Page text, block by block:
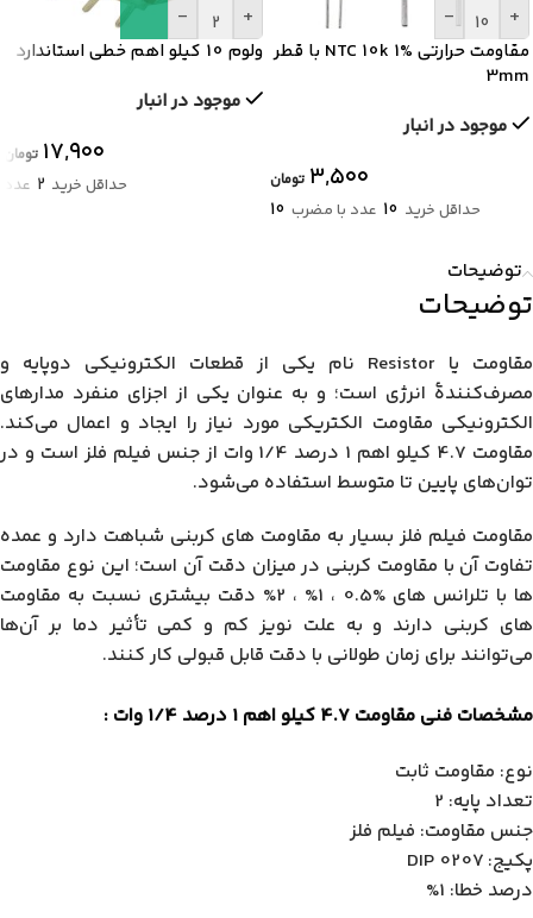
-
+
مقاومت حرارتی NTC 10k 1% با قطر
3mm
موجود در انبار
۳,۵۰۰ تومان
حداقل خرید 10 عدد با مضرب 10
-
+
ولوم 10 کیلو اهم خطی استاندارد
موجود در انبار
۱۷,۹۰۰ تومان
حداقل خرید 2 عدد
توضیحات
توضیحات
مقاومت یا Resistor نام یکی از قطعات الکترونیکی دوپایه و
مصرف‌کنندهٔ انرژی است؛ و به عنوان یکی از اجزای منفرد مدارهای
الکترونیکی مقاومت الکتریکی مورد نیاز را ایجاد و اعمال می‌کند.
مقاومت 4.7 کیلو اهم 1 درصد 1/4 وات از جنس فیلم فلز است و در
توان‌‌های پایین تا متوسط استفاده می‌شود.
مقاومت فیلم فلز بسیار به مقاومت های کربنی شباهت دارد و عمده
تفاوت آن با مقاومت کربنی در میزان دقت آن است؛ این نوع مقاومت
ها با تلرانس های %0.5 ، 1% ، 2% دقت بیشتری نسبت به مقاومت
های کربنی دارند و به علت نویز کم و کمی تأثیر دما بر آن‌ها
می‌توانند برای زمان طولانی با دقت قابل قبولی کار کنند.
مشخصات فنی مقاومت 4.7 کیلو اهم 1 درصد 1/4 وات :
نوع: مقاومت ثابت
تعداد پایه: 2
جنس مقاومت: فیلم فلز
پکیج: DIP 0207
درصد خطا: 1%